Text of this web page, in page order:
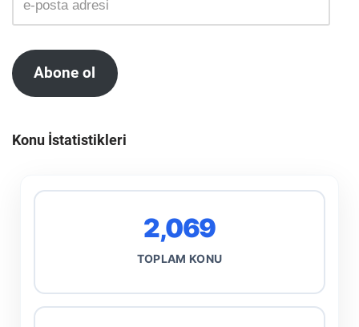
Abone ol
Konu İstatistikleri
2,069
TOPLAM KONU